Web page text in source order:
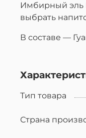
Имбирный эль
выбрать
В составе —
Тип товара
Страна